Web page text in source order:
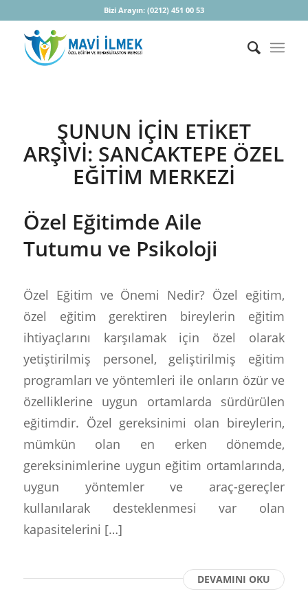
Bizi Arayın: (0212) 451 00 53
ŞUNUN IÇIN ETIKET
ARŞIVI: SANCAKTEPE ÖZEL
EĞITIM MERKEZI
Özel Eğitimde Aile
Tutumu ve Psikoloji
Özel Eğitim ve Önemi Nedir? Özel eğitim,
özel eğitim gerektiren bireylerin eğitim
ihtiyaçlarını karşılamak için özel olarak
yetiştirilmiş personel, geliştirilmiş eğitim
programları ve yöntemleri ile onların özür ve
özelliklerine uygun ortamlarda sürdürülen
eğitimdir. Özel gereksinimi olan bireylerin,
mümkün olan en erken dönemde,
gereksinimlerine uygun eğitim ortamlarında,
uygun yöntemler ve araç-gereçler
kullanılarak desteklenmesi var olan
kapasitelerini […]
DEVAMINI OKU